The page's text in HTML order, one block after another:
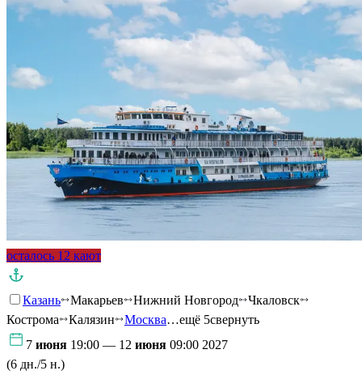
осталось 12 кают
Казань Макарьев Нижний Новгород
Чкаловск
Кострома
Калязин Москва…ещё 5свернуть
7 июня 19:00 — 12 июня 09:00 2027
(6 дн./5 н.)